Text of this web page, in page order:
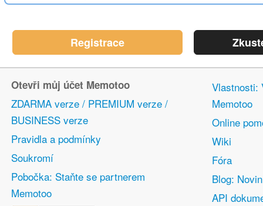
Registrace
Otevři můj účet Memotoo
ZDARMA verze / PREMIUM verze /
BUSINESS verze
Pravidla a podmínky
Soukromí
Pobočka: Staňte se partnerem
Memotoo
Vlastnosti:
Memotoo
Online
Wiki
Fóra
Blog:
API